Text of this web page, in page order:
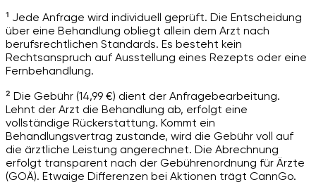
¹ Jede Anfrage wird individuell geprüft. Die Entscheidung
über eine Behandlung obliegt allein dem Arzt nach
berufsrechtlichen Standards. Es besteht kein
Rechtsanspruch auf Ausstellung eines Rezepts oder eine
Fernbehandlung.
² Die Gebühr (14,99 €) dient der Anfragebearbeitung.
Lehnt der Arzt die Behandlung ab, erfolgt eine
vollständige Rückerstattung. Kommt ein
Behandlungsvertrag zustande, wird die Gebühr voll auf
die ärztliche Leistung angerechnet. Die Abrechnung
erfolgt transparent nach der Gebührenordnung für Ärzte
(GOÄ). Etwaige Differenzen bei Aktionen trägt CannGo.